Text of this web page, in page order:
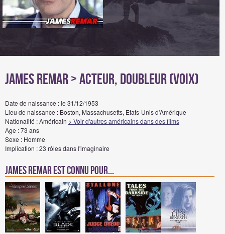
James Remar> Acteur, Doubleur (voix)
Date de naissance : le 31/12/1953
Lieu de naissance : Boston, Massachusetts, Etats-Unis d'Amérique
Nationalité : Américain > Voir d'autres américains dans des films
Age : 73 ans
Sexe : Homme
Implication : 23 rôles dans l'imaginaire
James Remar est connu pour...